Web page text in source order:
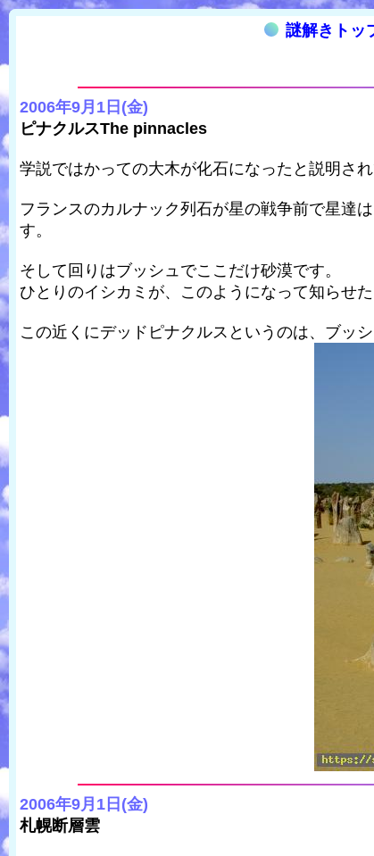
謎解きトッ
2006年9月1日(金)
ピナクルスThe pinnacles
学説ではかっての大木が化石になったと説明さ
フランスのカルナック列石が星の戦争前で星達
す。
そして回りはブッシュでここだけ砂漠です。
ひとりのイシカミが、このようになって知らせた
この近くにデッドピナクルスというのは、ブッ
2006年9月1日(金)
札幌断層雲